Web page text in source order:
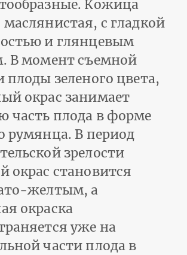
Кожица
с гладкой
и глянцевым
В момент съемной
плоды зеленого цвета,
окрас занимает
часть плода в форме
румянца. В период
зрелости
окрас становится
желтым, а
окраска
уже на
части плода в